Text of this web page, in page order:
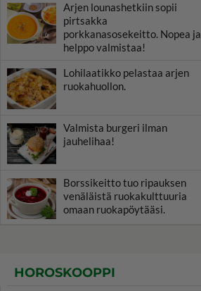
Arjen lounashetkiin sopii
pirtsakka
porkkanasosekeitto. Nopea ja
helppo valmistaa!
Lohilaatikko pelastaa arjen
ruokahuollon.
Valmista burgeri ilman
jauhelihaa!
Borssikeitto tuo ripauksen
venäläistä ruokakulttuuria
omaan ruokapöytääsi.
HOROSKOOPPI